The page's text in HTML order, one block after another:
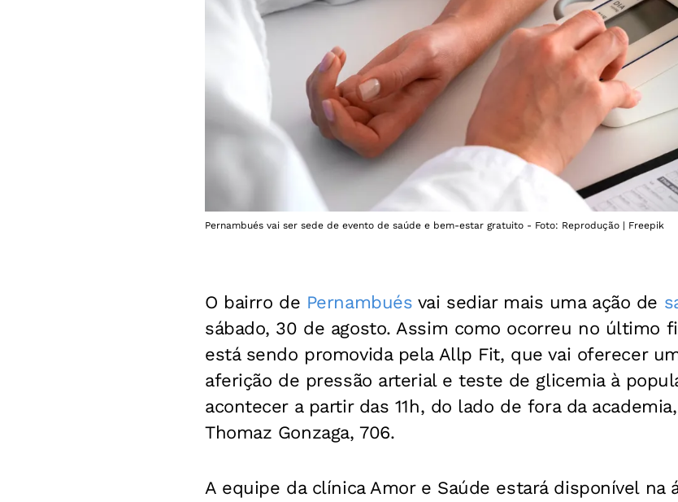
Pernambués vai ser sede de evento de saúde e bem-estar gratuito - Foto: Reprodução | Freepik
O bairro de Pernambués vai sediar mais uma ação de
sábado, 30 de agosto. Assim como ocorreu no último
está sendo promovida pela Allp Fit, que vai oferecer
aferição de pressão arterial e teste de glicemia à
acontecer a partir das 11h, do lado de fora da
Thomaz Gonzaga, 706.
A equipe da clínica Amor e Saúde estará disponível na